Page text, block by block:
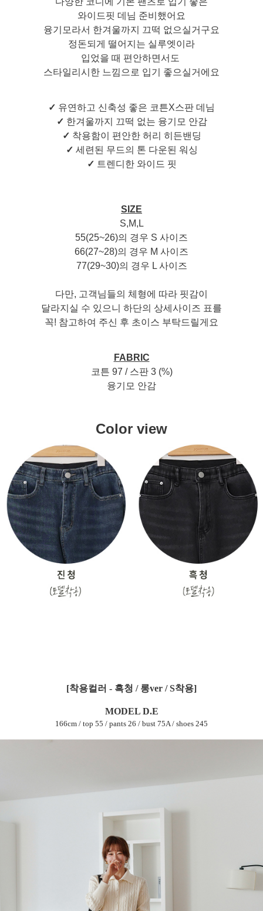
와이드핏 데님 준비했어요
융기모라서 한겨울까지 끄떡 없으실거구요
정돈되게 떨어지는 실루엣이라
입었을 때 편안하면서도
스타일리시한 느낌으로 입기 좋으실거에요
✓ 유연하고 신축성 좋은 코튼X스판 데님
✓ 한겨울까지 끄떡 없는 융기모 안감
✓ 착용함이 편안한 허리 히든밴딩
✓ 세련된 무드의 톤 다운된 워싱
✓ 트렌디한 와이드 핏
SIZE
S,M,L
55(25~26)의 경우 S 사이즈
66(27~28)의 경우 M 사이즈
77(29~30)의 경우 L 사이즈
다만, 고객님들의 체형에 따라 핏감이
달라지실 수 있으니 하단의 상세사이즈 표를
꼭! 참고하여 주신 후 초이스 부탁드릴게요
FABRIC
코튼 97 / 스판 3 (%)
융기모 안감
Color view
[착용컬러 - 흑청 / 롱ver / S착용]
MODEL D.E
166cm / top 55 / pants 26 / bust 75A / shoes 245